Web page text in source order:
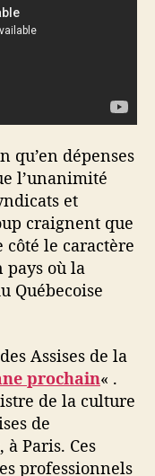
qu’en dépenses
l’unanimité
et
craignent que
côté le caractère
pays où la
Québecoise
Assises de la
prochain« .
de la culture
de
Paris. Ces
professionnels